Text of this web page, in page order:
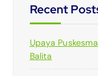
Recent
Upaya
Balita